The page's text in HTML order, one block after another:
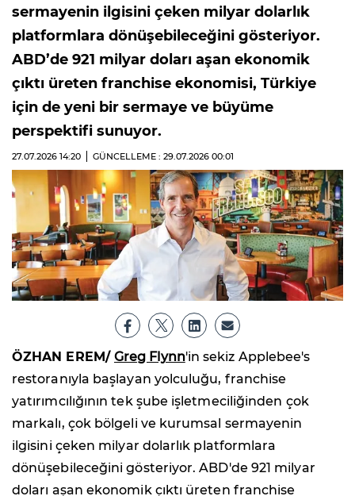
sermayenin ilgisini çeken milyar dolarlık
platformlara dönüşebileceğini gösteriyor.
ABD’de 921 milyar doları aşan ekonomik
çıktı üreten franchise ekonomisi, Türkiye
için de yeni bir sermaye ve büyüme
perspektifi sunuyor.
27.07.2026 14:20 GÜNCELLEME : 29.07.2026 00:01
ÖZHAN EREM/ Greg Flynn'in sekiz Applebee's
restoranıyla başlayan yolculuğu, franchise
yatırımcılığının tek şube işletmeciliğinden çok
markalı, çok bölgeli ve kurumsal sermayenin
ilgisini çeken milyar dolarlık platformlara
dönüşebileceğini gösteriyor. ABD'de 921 milyar
doları aşan ekonomik çıktı üreten franchise